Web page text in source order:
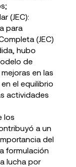
(JEC):
para
(JEC)
hubo
de
en las
el equilibrio
actividades
los
a un
del
formulación
lucha por